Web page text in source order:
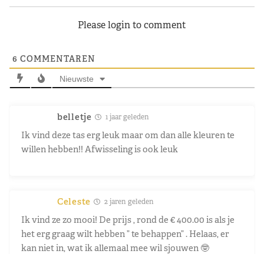
Please login to comment
6 COMMENTAREN
Nieuwste
belletje 1 jaar geleden
Ik vind deze tas erg leuk maar om dan alle kleuren te
willen hebben!! Afwisseling is ook leuk
Celeste 2 jaren geleden
Ik vind ze zo mooi! De prijs , rond de € 400.00 is als je
het erg graag wilt hebben ” te behappen” . Helaas, er
kan niet in, wat ik allemaal mee wil sjouwen 🤓